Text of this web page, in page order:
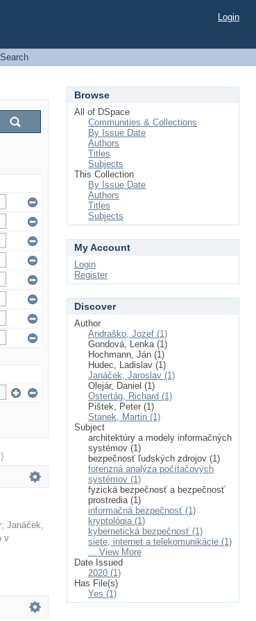
Login
Search
; Janáček,
v
Browse
All of DSpace
Communities & Collections
By Issue Date
Authors
Titles
Subjects
This Collection
By Issue Date
Authors
Titles
Subjects
My Account
Login
Register
Discover
Author
Andraško, Jozef (1)
Gondová, Lenka (1)
Hochmann, Ján (1)
Hudec, Ladislav (1)
Janáček, Jaroslav (1)
Olejár, Daniel (1)
Ostertág, Richard (1)
Pištek, Peter (1)
Stanek, Martin (1)
Subject
architektúry a modely informačných
systémov (1)
bezpečnosť ľudských zdrojov (1)
forenzná analýza počítačových
systémov (1)
fyzická bezpečnosť a bezpečnosť
prostredia (1)
informačná bezpečnosť (1)
kryptológia (1)
kybernetická bezpečnosť (1)
siete, internet a telekomunikácie (1)
... View More
Date Issued
2020 (1)
Has File(s)
Yes (1)